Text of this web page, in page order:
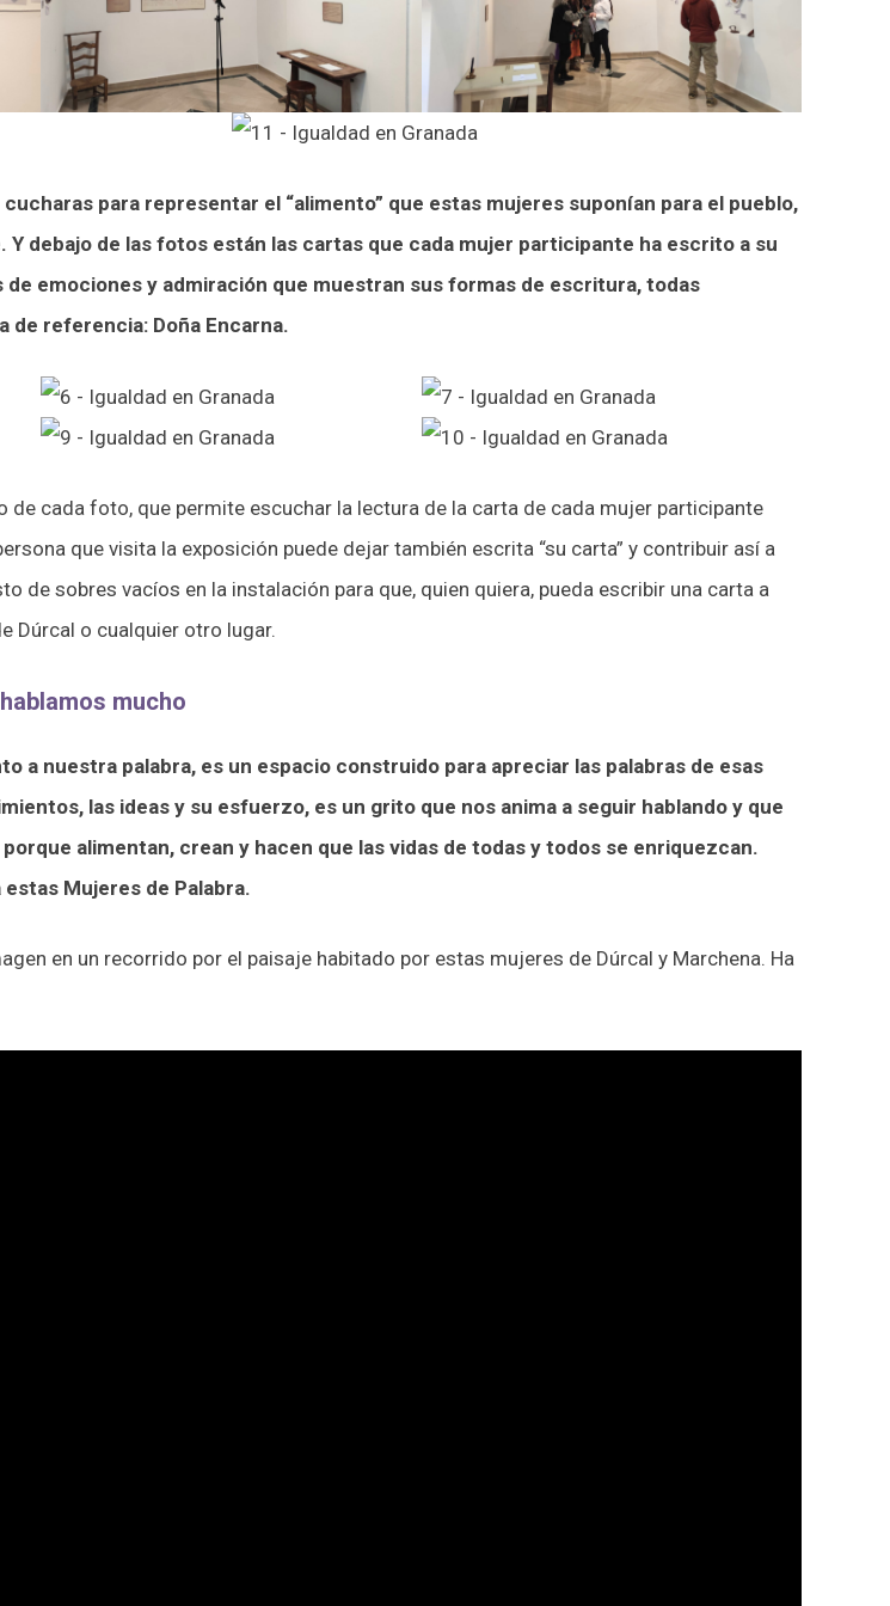
para representar el “alimento” que estas mujeres suponían para el pueblo,
debajo de las fotos están las cartas que cada mujer participante ha escrito a su
de emociones y admiración que muestran sus formas de escritura, todas
de referencia: Doña Encarna.
de cada foto, que permite escuchar la lectura de la carta de cada mujer participante
que visita la exposición puede dejar también escrita “su carta” y contribuir así a
de sobres vacíos en la instalación para que, quien quiera, pueda escribir una carta a
Dúrcal o cualquier otro lugar.
mucho
a nuestra palabra, es un espacio construido para apreciar las palabras de esas
las ideas y su esfuerzo, es un grito que nos anima a seguir hablando y que
alimentan, crean y hacen que las vidas de todas y todos se enriquezcan.
Mujeres de Palabra.
en un recorrido por el paisaje habitado por estas mujeres de Dúrcal y Marchena. Ha